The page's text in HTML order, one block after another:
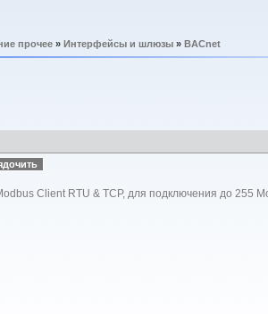
прочее » Интерфейсы и шлюзы » BACnet
Client RTU & TCP, для подключения до 255